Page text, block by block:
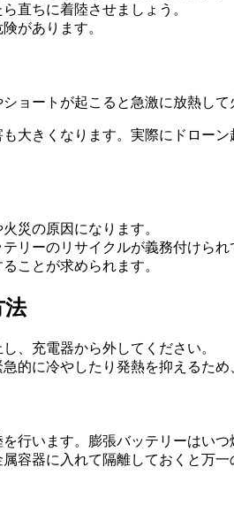
直ちに着陸させましょう。
があります。
ョートが起こると急激に放熱して
大きくなります。実際にドロー
災の原因になります。
リーのリサイクルが義務付けられ
ことが求められます。
法
、充電器から外してください。
的に冷やしたり発熱を抑えるた
行います。膨張バッテリーはい
容器に入れて隔離しておくと万一